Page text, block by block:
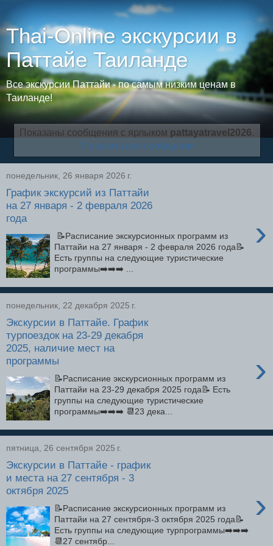
Thai-Online экскурсии в
Паттайе Таиланде
Все экскурсии Паттайи - по самым низким ценам в
Таиланде!
Показаны сообщения с ярлыком pattayatravel2026.
Показать все сообщения
понедельник, 26 января 2026 г.
График экскурсий из Паттайи
на 27 января - 2 февраля 2026
года
›
📝Расписание экскурсионных программ из
Паттайи на 27 января - 2 февраля 2026 года📝
Есть группы на следующие туристические
программы➡️➡️➡️ ...
понедельник, 22 декабря 2025 г.
Экскурсии в Паттайе. График
турпоездок на 23-29 декабря
2025, наличие мест на
программы
›
📝Расписание экскурсионных программ из
Паттайи на 23-29 декабря 2025 года📝 Есть
группы на следующие туристические
программы➡️➡️➡️ 📆23 дека...
пятница, 26 сентября 2025 г.
Экскурсии в Паттайе - график
и места на 27 сентября - 3
октября 2025
›
📝Расписание экскурсионных программ из
Паттайи на 27 сентября-3 октября 2025 года📝
Есть группы на следующие турпрограммы➡️➡️➡️
📆27 сентябр...